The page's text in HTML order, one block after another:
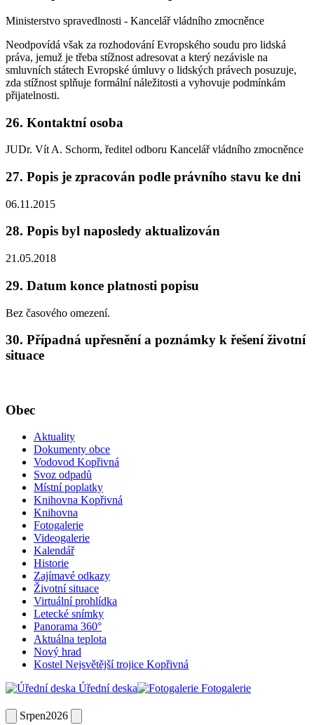
Ministerstvo spravedlnosti - Kancelář vládního zmocněnce
Neodpovídá však za rozhodování Evropského soudu pro lidská
práva, jemuž je třeba stížnost adresovat a který nezávisle na
smluvních státech Evropské úmluvy o lidských právech posuzuje,
zda stížnost splňuje formální náležitosti a vyhovuje podmínkám
přijatelnosti.
26. Kontaktní osoba
JUDr. Vít A. Schorm, ředitel odboru Kancelář vládního zmocněnce
27. Popis je zpracován podle právního stavu ke dni
06.11.2015
28. Popis byl naposledy aktualizován
21.05.2018
29. Datum konce platnosti popisu
Bez časového omezení.
30. Případná upřesnění a poznámky k řešení životní
situace
Obec
Aktuality
Dokumenty obce
Vodovod Kopřivná
Svoz odpadů
Místní poplatky
Knihovna Kopřivná
Knihovna
Fotogalerie
Videogalerie
Kalendář
Historie
Zajímavé odkazy
Životní situace
Virtuální prohlídka
Letecké snímky
Panorama 360°
Aktuálna teplota
Nový hrad
Kostel Nejsvětější trojice Kopřivná
Úřední deska
Fotogalerie
Srpen2026